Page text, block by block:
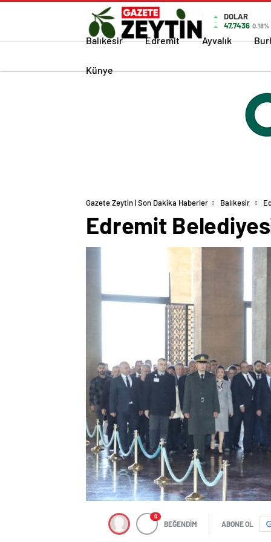
DOLAR
47,7436 0.18%
Balıkesir Edremit Ayvalık
Künye
Gazete Zeytin | Son Dakika Haberler Balıkesir
Edremit
0
BEĞENDİM ABONE OL